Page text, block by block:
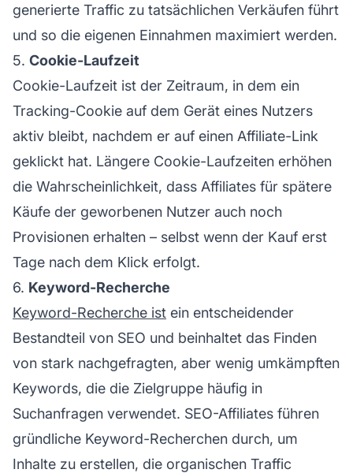
generierte Traffic zu tatsächlichen Verkäufen führt
und so die eigenen Einnahmen maximiert werden.
5. Cookie-Laufzeit
Cookie-Laufzeit ist der Zeitraum, in dem ein
Tracking-Cookie auf dem Gerät eines Nutzers
aktiv bleibt, nachdem er auf einen Affiliate-Link
geklickt hat. Längere Cookie-Laufzeiten erhöhen
die Wahrscheinlichkeit, dass Affiliates für spätere
Käufe der geworbenen Nutzer auch noch
Provisionen erhalten – selbst wenn der Kauf erst
Tage nach dem Klick erfolgt.
6. Keyword-Recherche
Keyword-Recherche ist ein entscheidender
Bestandteil von SEO und beinhaltet das Finden
von stark nachgefragten, aber wenig umkämpften
Keywords, die die Zielgruppe häufig in
Suchanfragen verwendet. SEO-Affiliates führen
gründliche Keyword-Recherchen durch, um
Inhalte zu erstellen, die organischen Traffic